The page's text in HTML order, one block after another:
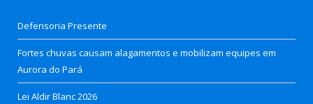
Defensoria Presente
Fortes chuvas causam alagamentos e mobilizam equipes em
Aurora do Pará
Lei Aldir Blanc 2026